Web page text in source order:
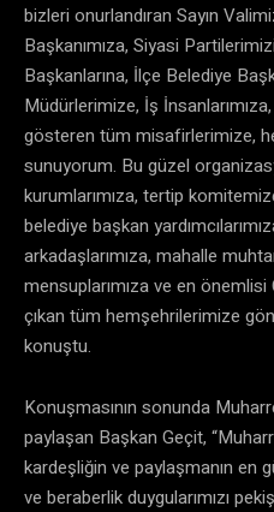
bizleri onurlandıran Sayın
Başkanımıza, Siyasi
Başkanlarına, İlçe Belediye
Müdürlerimize, İş
gösteren tüm misafirlerimize,
sunuyorum. Bu güzel
kurumlarımıza, tertip
belediye başkan
arkadaşlarımıza, mahalle
mensuplarımıza ve en önemlisi
çıkan tüm hemşehrilerimize
konuştu.
Konuşmasının sonunda
paylaşan Başkan Geçit,
kardeşliğin ve paylaşmanın en
ve beraberlik duygularımızı